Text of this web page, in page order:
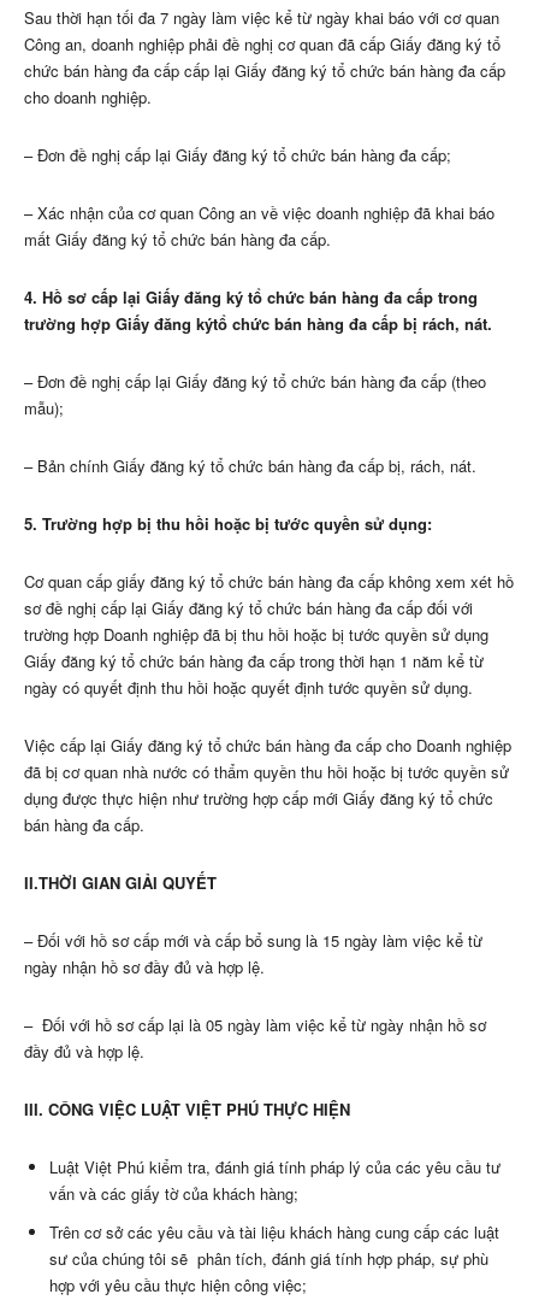
Sau thời hạn tối đa 7 ngày làm việc kể từ ngày khai báo với cơ quan
Công an, doanh nghiệp phải đề nghị cơ quan đã cấp Giấy đăng ký tổ
chức bán hàng đa cấp cấp lại Giấy đăng ký tổ chức bán hàng đa cấp
cho doanh nghiệp.
– Đơn đề nghị cấp lại Giấy đăng ký tổ chức bán hàng đa cấp;
– Xác nhận của cơ quan Công an về việc doanh nghiệp đã khai báo
mất Giấy đăng ký tổ chức bán hàng đa cấp.
4. Hồ sơ cấp lại Giấy đăng ký tổ chức bán hàng đa cấp trong
trường hợp Giấy đăng kýtổ chức bán hàng đa cấp bị rách, nát.
– Đơn đề nghị cấp lại Giấy đăng ký tổ chức bán hàng đa cấp (theo
mẫu);
– Bản chính Giấy đăng ký tổ chức bán hàng đa cấp bị, rách, nát.
5. Trường hợp bị thu hồi hoặc bị tước quyền sử dụng:
Cơ quan cấp giấy đăng ký tổ chức bán hàng đa cấp không xem xét hồ
sơ đề nghị cấp lại Giấy đăng ký tổ chức bán hàng đa cấp đối với
trường hợp Doanh nghiệp đã bị thu hồi hoặc bị tước quyền sử dụng
Giấy đăng ký tổ chức bán hàng đa cấp trong thời hạn 1 năm kể từ
ngày có quyết định thu hồi hoặc quyết định tước quyền sử dụng.
Việc cấp lại Giấy đăng ký tổ chức bán hàng đa cấp cho Doanh nghiệp
đã bị cơ quan nhà nước có thẩm quyền thu hồi hoặc bị tước quyền sử
dụng được thực hiện như trường hợp cấp mới Giấy đăng ký tổ chức
bán hàng đa cấp.
II.THỜI GIAN GIẢI QUYẾT
– Đối với hồ sơ cấp mới và cấp bổ sung là 15 ngày làm việc kể từ
ngày nhận hồ sơ đầy đủ và hợp lệ.
– Đối với hồ sơ cấp lại là 05 ngày làm việc kể từ ngày nhận hồ sơ
đầy đủ và hợp lệ.
III. CÔNG VIỆC LUẬT VIỆT PHÚ THỰC HIỆN
Luật Việt Phú kiểm tra, đánh giá tính pháp lý của các yêu cầu tư
vấn và các giấy tờ của khách hàng;
Trên cơ sở các yêu cầu và tài liệu khách hàng cung cấp các luật
sư của chúng tôi sẽ phân tích, đánh giá tính hợp pháp, sự phù
hợp với yêu cầu thực hiện công việc;